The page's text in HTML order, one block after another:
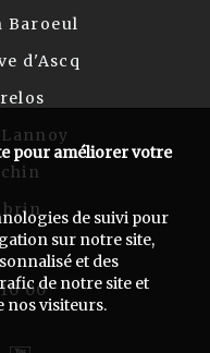
Baroeul
d'Ascq
00
pour améliorer votre
de suivi pour
sur notre site,
et des
de notre site et
nos visiteurs.